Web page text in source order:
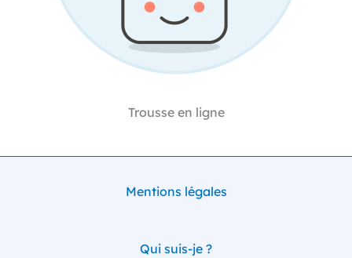
Trousse en ligne
Mentions légales
Qui suis-je ?